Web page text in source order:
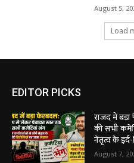
August 5,
Load
EDITOR PICKS
राजद में
की सभी
नेतृत्व के इर्द-
August 7,